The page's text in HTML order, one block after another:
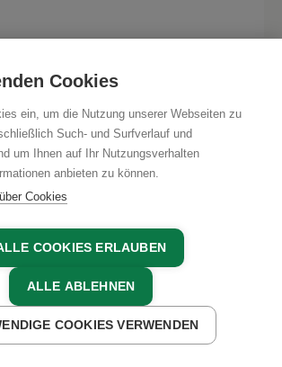
(Kingsize)
könnte dich
interessieren:
JETZT BUCHEN
Cookies
ein, um die Nutzung unserer Webseiten zu
Such- und Surfverlauf und
um Ihnen auf Ihr Nutzungsverhalten
anbieten zu können.
Cookies
COOKIES ERLAUBEN
ALLE ABLEHNEN
COOKIES VERWENDEN